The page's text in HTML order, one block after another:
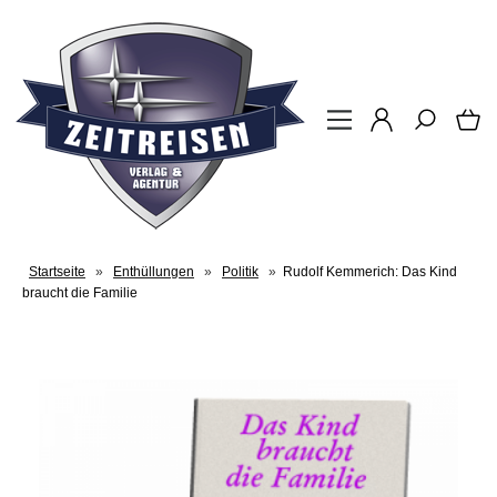
Startseite » Enthüllungen » Politik » Rudolf Kemmerich: Das Kind
braucht die Familie